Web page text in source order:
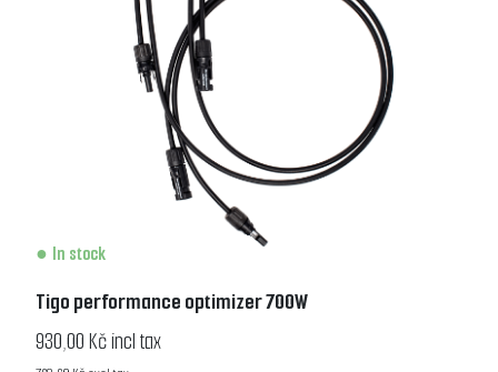
In stock
Tigo performance optimizer 700W
930,00 Kč incl tax